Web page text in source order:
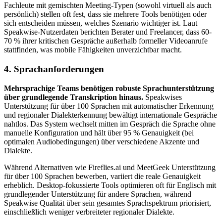
Fachleute mit gemischten Meeting-Typen (sowohl virtuell als auch
persönlich) stellen oft fest, dass sie mehrere Tools benötigen oder
sich entscheiden müssen, welches Szenario wichtiger ist. Laut
Speakwise-Nutzerdaten berichten Berater und Freelancer, dass 60-
70 % ihrer kritischen Gespräche außerhalb formeller Videoanrufe
stattfinden, was mobile Fähigkeiten unverzichtbar macht.
4. Sprachanforderungen
Mehrsprachige Teams benötigen robuste Sprachunterstützung
über grundlegende Transkription hinaus. Speakwises
Unterstützung für über 100 Sprachen mit automatischer Erkennung
und regionaler Dialekterkennung bewältigt internationale Gespräche
nahtlos. Das System wechselt mitten im Gespräch die Sprache ohne
manuelle Konfiguration und hält über 95 % Genauigkeit (bei
optimalen Audiobedingungen) über verschiedene Akzente und
Dialekte.
Während Alternativen wie Fireflies.ai und MeetGeek Unterstützung
für über 100 Sprachen bewerben, variiert die reale Genauigkeit
erheblich. Desktop-fokussierte Tools optimieren oft für Englisch mit
grundlegender Unterstützung für andere Sprachen, während
Speakwise Qualität über sein gesamtes Sprachspektrum priorisiert,
einschließlich weniger verbreiteter regionaler Dialekte.